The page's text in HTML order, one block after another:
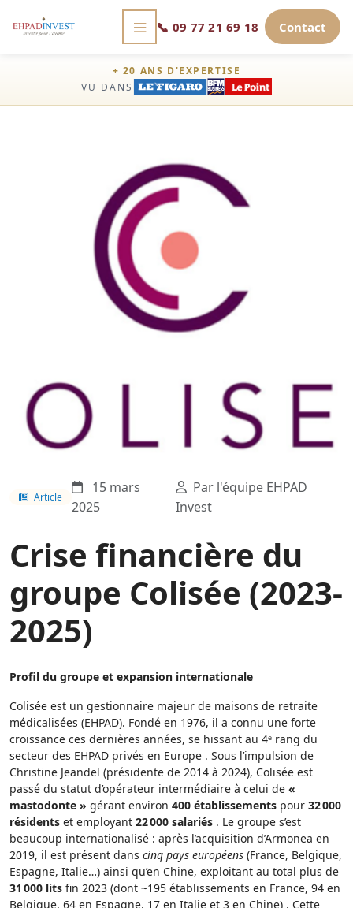
📞 09 77 21 69 18 Contact
+ 20 ANS D'EXPERTISE
VU DANS
Article
15 mars
2025
Par l'équipe EHPAD
Invest
Crise financière du
groupe Colisée (2023-
2025)
Profil du groupe et expansion internationale
Colisée est un gestionnaire majeur de maisons de retraite
médicalisées (EHPAD). Fondé en 1976, il a connu une forte
croissance ces dernières années, se hissant au 4ᵉ rang du
secteur des EHPAD privés en Europe . Sous l’impulsion de
Christine Jeandel (présidente de 2014 à 2024), Colisée est
passé du statut d’opérateur intermédiaire à celui de «
mastodonte » gérant environ 400 établissements pour 32 000
résidents et employant 22 000 salariés . Le groupe s’est
beaucoup internationalisé : après l’acquisition d’Armonea en
2019, il est présent dans cinq pays européens (France, Belgique,
Espagne, Italie…) ainsi qu’en Chine, exploitant au total plus de
31 000 lits fin 2023 (dont ~195 établissements en France, 94 en
Belgique, 64 en Espagne, 17 en Italie et 3 en Chine) . Cette